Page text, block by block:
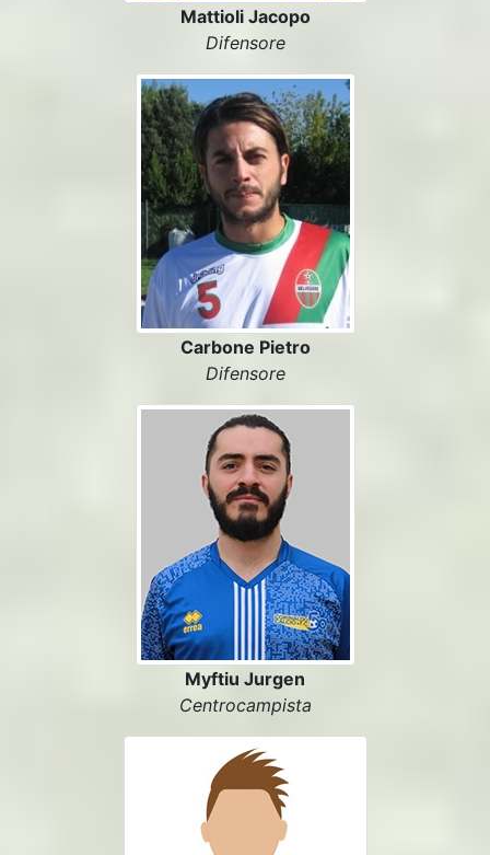
Mattioli Jacopo
Difensore
Carbone Pietro
Difensore
Myftiu Jurgen
Centrocampista